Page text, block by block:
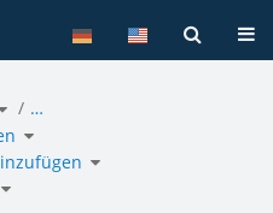
tree
…
Toggle
the
hierarchy
tree
under
Client
Command
erstellen.
Toggle
the
hierarchy
tree
Toggle
the
hierarchy
tree